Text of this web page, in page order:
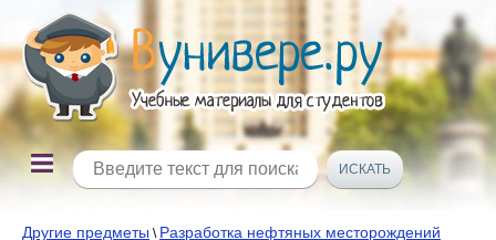
Другие предметы \ Разработка нефтяных месторождений